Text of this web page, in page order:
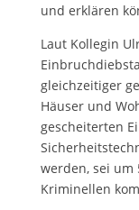
und erklären
Laut Kollegin
gleichzeitiger
Häuser und
gescheiterten
werden, sei um
Kriminellen